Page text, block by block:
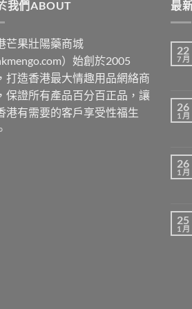
我們ABOUT
芒果壯陽藥商城
）始創於2005
打造香港最大情趣用品網絡商
保證所有產品百分百正品，讓
港有需要的客戶享受性福生
最
22
7 月
26
1 月
26
1 月
25
1 月